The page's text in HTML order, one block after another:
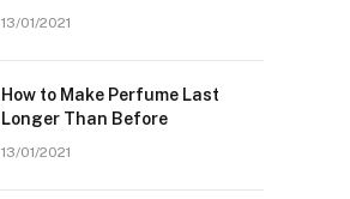
13/01/2021
How to Make Perfume Last
Longer Than Before
13/01/2021